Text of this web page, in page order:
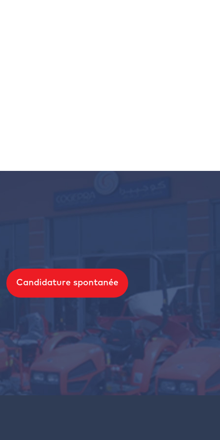
Candidature spontanée